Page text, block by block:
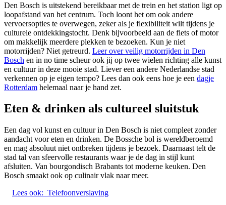
Den Bosch is uitstekend bereikbaar met de trein en het station ligt op
loopafstand van het centrum. Toch loont het om ook andere
vervoersopties te overwegen, zeker als je flexibiliteit wilt tijdens je
culturele ontdekkingstocht. Denk bijvoorbeeld aan de fiets of motor
om makkelijk meerdere plekken te bezoeken. Kun je niet
motorrijden? Niet getreurd. Leer over veilig motorrijden in Den
Bosch en in no time scheur ook jij op twee wielen richting alle kunst
en cultuur in deze mooie stad. Liever een andere Nederlandse stad
verkennen op je eigen tempo? Lees dan ook eens hoe je een dagje
Rotterdam helemaal naar je hand zet.
Eten & drinken als cultureel sluitstuk
Een dag vol kunst en cultuur in Den Bosch is niet compleet zonder
aandacht voor eten en drinken. De Bossche bol is wereldberoemd
en mag absoluut niet ontbreken tijdens je bezoek. Daarnaast telt de
stad tal van sfeervolle restaurants waar je de dag in stijl kunt
afsluiten. Van bourgondisch Brabants tot moderne keuken. Den
Bosch smaakt ook op culinair vlak naar meer.
Lees ook: Telefoonverslaving